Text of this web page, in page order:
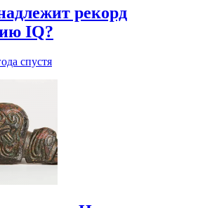
рекорд
IQ?
спустя